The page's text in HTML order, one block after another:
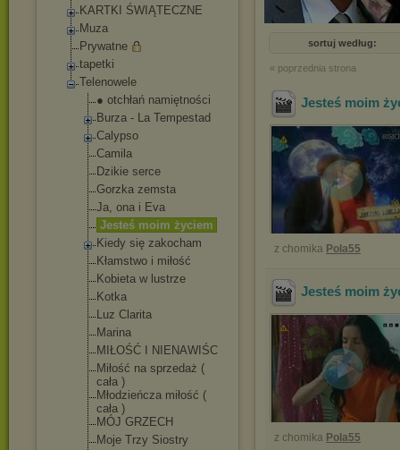
KARTKI ŚWIĄTECZNE
Muza
Prywatne
tapetki
Telenowele
● otchłań namiętności
Burza - La Tempestad
Calypso
Camila
Dzikie serce
Gorzka zemsta
Ja, ona i Eva
Jesteś moim życiem
Kiedy się zakocham
Kłamstwo i miłość
Kobieta w lustrze
Kotka
Luz Clarita
Marina
MIŁOŚĆ I NIENAWIŚC
Miłość na sprzedaż (
cała )
Młodzieńcza miłość (
cała )
MÓJ GRZECH
Moje Trzy Siostry
sortuj według:
« poprzednia strona
Jesteś moim
z chomika Pola55
Jesteś moim
z chomika Pola55